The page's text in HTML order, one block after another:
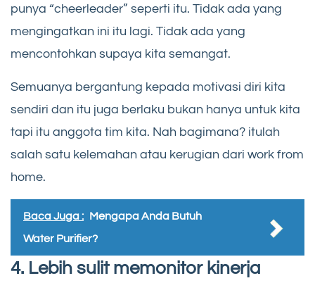
punya “cheerleader” seperti itu. Tidak ada yang
mengingatkan ini itu lagi. Tidak ada yang
mencontohkan supaya kita semangat.
Semuanya bergantung kepada motivasi diri kita
sendiri dan itu juga berlaku bukan hanya untuk kita
tapi itu anggota tim kita. Nah bagimana? itulah
salah satu kelemahan atau kerugian dari work from
home.
Baca Juga : Mengapa Anda Butuh
Water Purifier?
4. Lebih sulit memonitor kinerja